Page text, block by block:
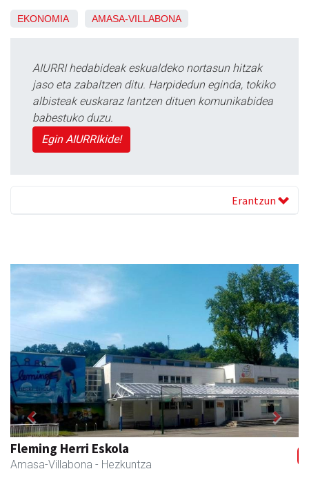
EKONOMIA AMASA-VILLABONA
AIURRI hedabideak eskualdeko nortasun hitzak
jaso eta zabaltzen ditu. Harpidedun eginda, tokiko
albisteak euskaraz lantzen dituen komunikabidea
babestuko duzu.
Egin AIURRIkide!
Erantzun
Fleming Herri Eskola
Amasa-Villabona - Hezkuntza
Previous Next